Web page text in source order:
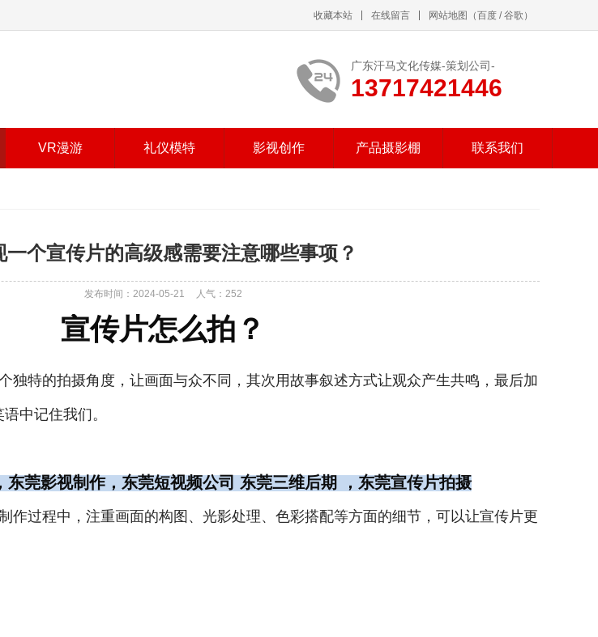
收藏本站 在线留言 网站地图 （百度 /谷歌 ）
广东汗马文化传媒-策划公司-
13717421446
VR漫游 礼仪模特 影视创作 产品摄影棚 联系我们
一个宣传片的高级感需要注意哪些事项？
发布时间：2024-05-21 人气： 252
宣传片怎么拍？
独特的拍摄角度，让画面与众不同，其次用故事叙述方式让观众产生共鸣，最后加
中记住我们。
东莞影视制作，东莞短视频公司 东莞三维后期 ，东莞宣传片拍摄
作过程中，注重画面的构图、光影处理、色彩搭配等方面的细节，可以让宣传片更